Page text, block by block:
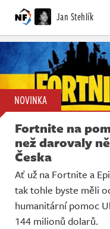
Jan Stehlík
NOVINKA
Fortnite na
než darovaly
Česka
Ať už na Fortnite a
tak tohle byste měli
humanitární pomoc
144 milionů dolarů.